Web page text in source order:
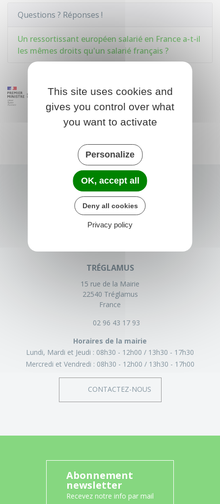
Questions ? Réponses !
Un ressortissant européen salarié en France a-t-il
les mêmes droits qu'un salarié français ?
TRÉGLAMUS
15 rue de la Mairie
22540 Tréglamus
France
02 96 43 17 93
Horaires de la mairie
Lundi, Mardi et Jeudi : 08h30 - 12h00
13h30 - 17h30
Mercredi et Vendredi : 08h30 - 12h00 13h30 - 17h00
CONTACTEZ-NOUS
Abonnement
newsletter
Recevez notre info par mail
This site uses cookies and
gives you control over what
you want to activate
Personalize
OK, accept all
Deny all cookies
Privacy policy